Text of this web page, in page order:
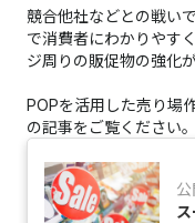
競合他社などとの戦い
で消費者にわかりやす
ジ周りの販促物の強化
POPを活用した売り場
の記事をご覧ください。